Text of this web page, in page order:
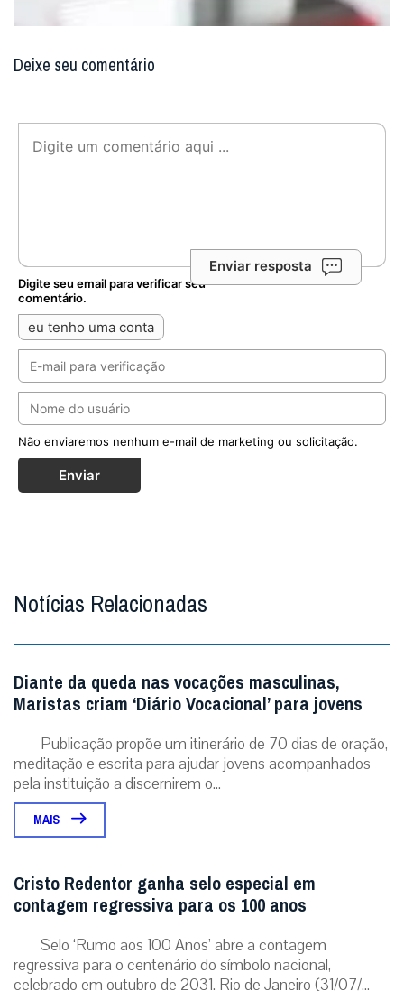
Deixe seu comentário
Enviar resposta
Digite seu email para verificar seu
comentário.
eu tenho uma conta
Não enviaremos nenhum e-mail de marketing ou solicitação.
Enviar
Notícias Relacionadas
Diante da queda nas vocações masculinas,
Maristas criam ‘Diário Vocacional’ para jovens
Publicação propõe um itinerário de 70 dias de oração,
meditação e escrita para ajudar jovens acompanhados
pela instituição a discernirem o...
MAIS
Cristo Redentor ganha selo especial em
contagem regressiva para os 100 anos
Selo ‘Rumo aos 100 Anos’ abre a contagem
regressiva para o centenário do símbolo nacional,
celebrado em outubro de 2031. Rio de Janeiro (31/07/...